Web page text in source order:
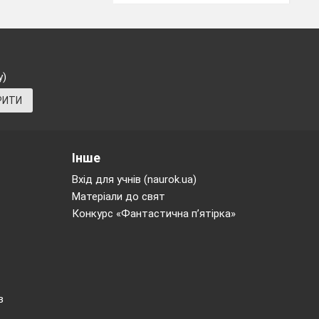
свій
виходить.
за ніч
Інше
Вхід для учнів (naurok.ua)
Матеріали до свят
Конкурс «Фантастична п’ятірка»